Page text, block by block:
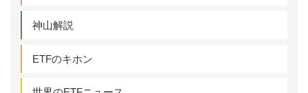
神山解説
ETFのキホン